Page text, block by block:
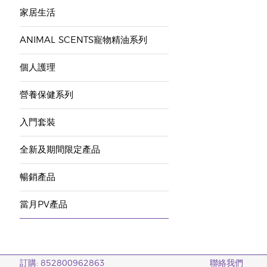
家居生活
ANIMAL SCENTS寵物精油系列
個人護理
營養保健系列
入門套裝
全新及期間限定產品
暢銷產品
當月PV產品
訂購: 852800962863 聯絡我們